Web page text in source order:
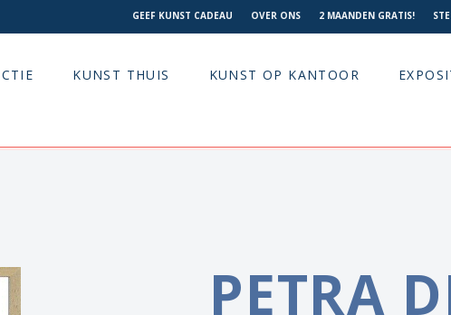
GEEF KUNST CADEAU OVER ONS 2 MAANDEN GRATIS!
KUNST THUIS KUNST OP KANTOOR
PETRA